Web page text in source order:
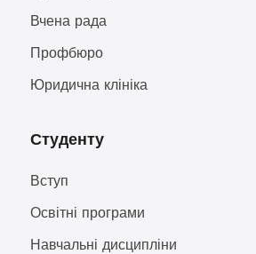
Вчена рада
Профбюро
Юридична клініка
Студенту
Вступ
Освітні програми
Навчальні дисципліни